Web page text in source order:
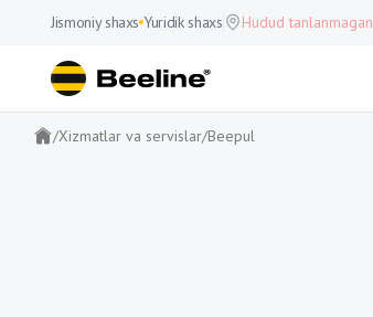
Jismoniy shaxs Yuridik shaxs Hudud tanlanmagan
/Xizmatlar va servislar/Beepul